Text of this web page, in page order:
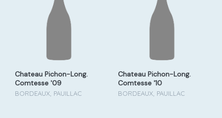
Chateau Pichon-Long.
Comtesse '09
BORDEAUX, PAUILLAC
Chateau Pichon-Long.
Comtesse '10
BORDEAUX, PAUILLAC